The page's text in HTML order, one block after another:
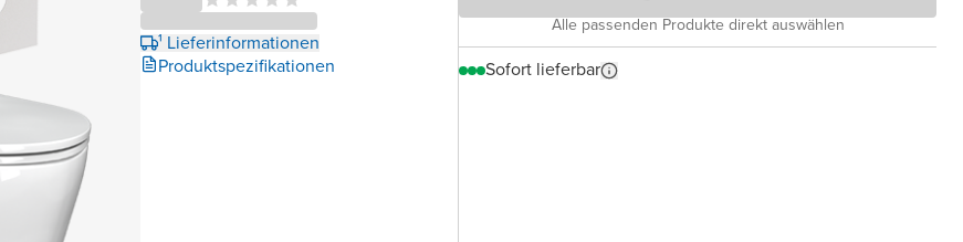
¹ Lieferinformationen
Produktspezifikationen
Alle passenden Produkte direkt auswählen
Sofort lieferbar